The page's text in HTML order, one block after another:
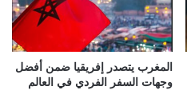
المغرب يتصدر إفريقيا ضمن أفضل
وجهات السفر الفردي في العالم